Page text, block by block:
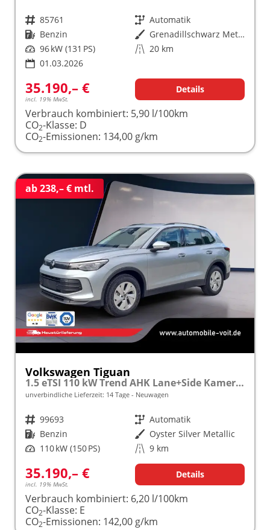
Fahrzeugnr. 85761 Getriebe Automatik
Kraftstoff Benzin Außenfarbe
Grenadillschwarz Metallic (0E)
Leistung 96 kW (131 PS) Kilometerstand 20 km
01.03.2026
35.190,– €
incl. 19% MwSt.
Details
Verbrauch kombiniert: 5,90 l/100km
CO2-Klasse: D
CO2-Emissionen: 134,00 g/km
ab 238,– € mtl.
Volkswagen Tiguan
1.5 eTSI 110 kW Trend AHK Lane+Side Kamera VZE
unverbindliche Lieferzeit: 14 Tage Neuwagen
Fahrzeugnr. 99693 Getriebe Automatik
Kraftstoff Benzin Außenfarbe Oyster Silver Metallic
Leistung 110 kW (150 PS) Kilometerstand 9 km
35.190,– €
incl. 19% MwSt.
Details
Verbrauch kombiniert: 6,20 l/100km
CO2-Klasse: E
CO2-Emissionen: 142,00 g/km